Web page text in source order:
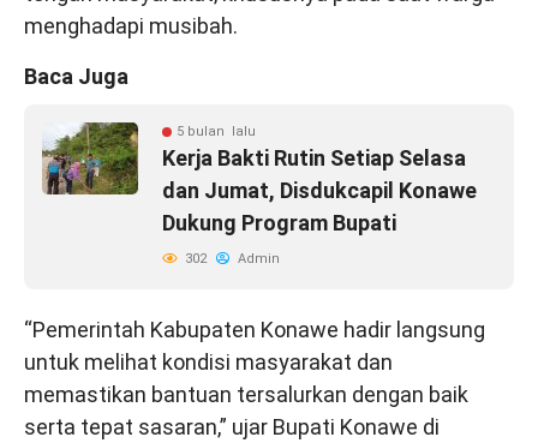
menghadapi musibah.
Baca Juga
5 bulan lalu
Kerja Bakti Rutin Setiap Selasa
dan Jumat, Disdukcapil Konawe
Dukung Program Bupati
302 Admin
“Pemerintah Kabupaten Konawe hadir langsung
untuk melihat kondisi masyarakat dan
memastikan bantuan tersalurkan dengan baik
serta tepat sasaran,” ujar Bupati Konawe di